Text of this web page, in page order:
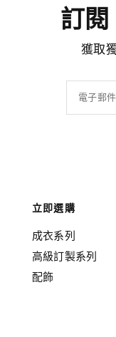
訂閱
獲取
電子郵件
立即選購
成衣系列
高級訂製系列
配飾